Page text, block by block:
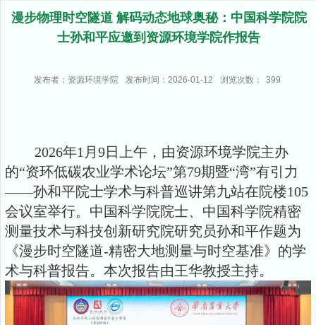
漫步物理时空隧道 解码动态地球奥秘：中国科学院院
士孙和平应邀到资源环境学院作报告
发布者：资源环境学院 发布时间：2026-01-12 浏览次数： 399
2026年1月9日上午，由资源环境学院主办
的“资环低碳农业学术论坛”第79期暨“湾”有引力
——孙和平院士学术与科普巡讲第九站在院楼105
会议室举行。中国科学院院士、中国科学院精密
测量技术与科技创新研究院研究员孙和平作题为
《漫步时空隧道-精密大地测量与时空基准》的学
术与科普报告。本次报告由王华教授主持。